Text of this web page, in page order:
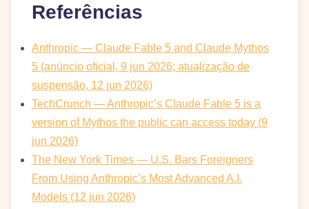
Referências
Anthropic — Claude Fable 5 and Claude Mythos
5 (anúncio oficial, 9 jun 2026; atualização de
suspensão, 12 jun 2026)
TechCrunch — Anthropic’s Claude Fable 5 is a
version of Mythos the public can access today (9
jun 2026)
The New York Times — U.S. Bars Foreigners
From Using Anthropic’s Most Advanced A.I.
Models (12 jun 2026)